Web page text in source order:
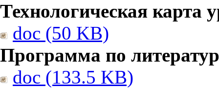
Технологическая карта
doc (50 KB)
Программа по
doc (133.5 KB)